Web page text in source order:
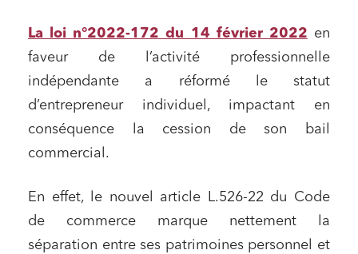
La loi n°2022-172 du 14 février 2022 en
faveur de l’activité professionnelle
indépendante a réformé le statut
d’entrepreneur individuel, impactant en
conséquence la cession de son bail
commercial.
En effet, le nouvel article L.526-22 du Code
de commerce marque nettement la
séparation entre ses patrimoines personnel et